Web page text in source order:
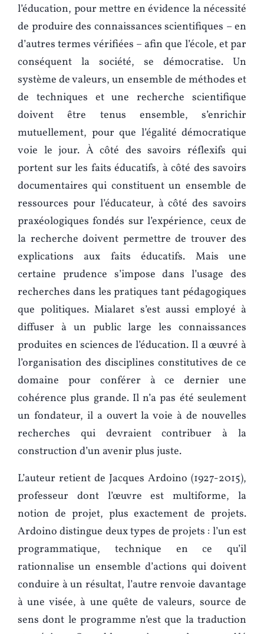
l’éducation, pour mettre en évidence la nécessité
de produire des connaissances scientifiques – en
d’autres termes vérifiées – afin que l’école, et par
conséquent la société, se démocratise. Un
système de valeurs, un ensemble de méthodes et
de techniques et une recherche scientifique
doivent être tenus ensemble, s’enrichir
mutuellement, pour que l’égalité démocratique
voie le jour. À côté des savoirs réflexifs qui
portent sur les faits éducatifs, à côté des savoirs
documentaires qui constituent un ensemble de
ressources pour l’éducateur, à côté des savoirs
praxéologiques fondés sur l’expérience, ceux de
la recherche doivent permettre de trouver des
explications aux faits éducatifs. Mais une
certaine prudence s’impose dans l’usage des
recherches dans les pratiques tant pédagogiques
que politiques. Mialaret s’est aussi employé à
diffuser à un public large les connaissances
produites en sciences de l’éducation. Il a œuvré à
l’organisation des disciplines constitutives de ce
domaine pour conférer à ce dernier une
cohérence plus grande. Il n’a pas été seulement
un fondateur, il a ouvert la voie à de nouvelles
recherches qui devraient contribuer à la
construction d’un avenir plus juste.
L’auteur retient de Jacques Ardoino (1927-2015),
professeur dont l’œuvre est multiforme, la
notion de projet, plus exactement de projets.
Ardoino distingue deux types de projets : l’un est
programmatique, technique en ce qu’il
rationnalise un ensemble d’actions qui doivent
conduire à un résultat, l’autre renvoie davantage
à une visée, à une quête de valeurs, source de
sens dont le programme n’est que la traduction